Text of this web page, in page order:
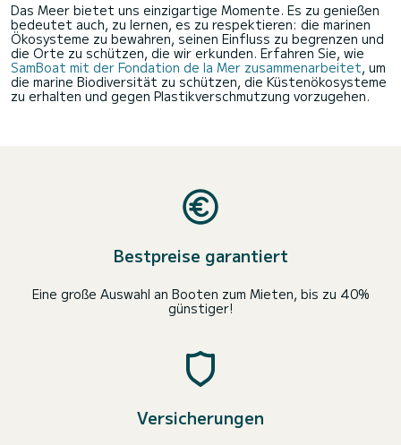
Das Meer bietet uns einzigartige Momente. Es zu genießen
bedeutet auch, zu lernen, es zu respektieren: die marinen
Ökosysteme zu bewahren, seinen Einfluss zu begrenzen und
die Orte zu schützen, die wir erkunden. Erfahren Sie, wie
SamBoat mit der Fondation de la Mer zusammenarbeitet, um
die marine Biodiversität zu schützen, die Küstenökosysteme
zu erhalten und gegen Plastikverschmutzung vorzugehen.
Bestpreise garantiert
Eine große Auswahl an Booten zum Mieten, bis zu 40%
günstiger!
Versicherungen